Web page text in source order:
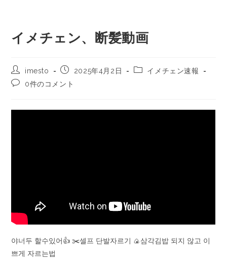
イメチェン、断髪動画
imesto 2025年4月2日
イメチェン速報
0件のコメント
야너두 할수있어👍 ✂️셀프 단발자르기 🍙삼각김밥 되지 않고 이
쁘게 자르는법